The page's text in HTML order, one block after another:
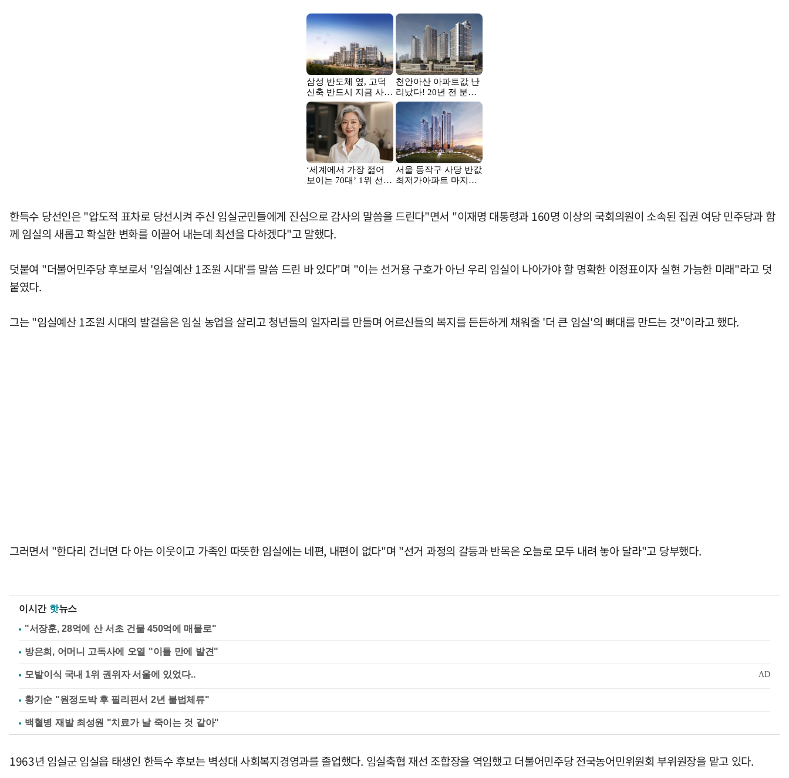
한득수 당선인은 "압도적 표차로 당선시켜 주신 임실군민들에게 진심으로 감사의 말씀을 드린다"면서 "이재명 대통령과 160명 이상의 국회의원이 소속된 집권 여당 민주당과 함
께 임실의 새롭고 확실한 변화를 이끌어 내는데 최선을 다하겠다"고 말했다.
덧붙여 "더불어민주당 후보로서 '임실예산 1조원 시대'를 말씀 드린 바 있다"며 "이는 선거용 구호가 아닌 우리 임실이 나아가야 할 명확한 이정표이자 실현 가능한 미래"라고 덧
붙였다.
그는 "임실예산 1조원 시대의 발걸음은 임실 농업을 살리고 청년들의 일자리를 만들며 어르신들의 복지를 든든하게 채워줄 '더 큰 임실'의 뼈대를 만드는 것"이라고 했다.
그러면서 "한다리 건너면 다 아는 이웃이고 가족인 따뜻한 임실에는 네편, 내편이 없다"며 "선거 과정의 갈등과 반목은 오늘로 모두 내려 놓아 달라"고 당부했다.
이시간 핫뉴스
"서장훈, 28억에 산 서초 건물 450억에 매물로"
방은희, 어머니 고독사에 오열 "이틀 만에 발견"
황기순 "원정도박 후 필리핀서 2년 불법체류"
백혈병 재발 최성원 "치료가 날 죽이는 것 같아"
1963년 임실군 임실읍 태생인 한득수 후보는 벽성대 사회복지경영과를 졸업했다. 임실축협 재선 조합장을 역임했고 더불어민주당 전국농어민위원회 부위원장을 맡고 있다.